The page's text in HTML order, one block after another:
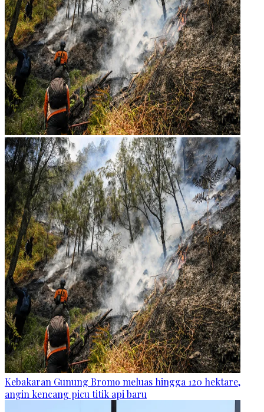
Kebakaran Gunung Bromo meluas hingga 120 hektare,
angin kencang picu titik api baru